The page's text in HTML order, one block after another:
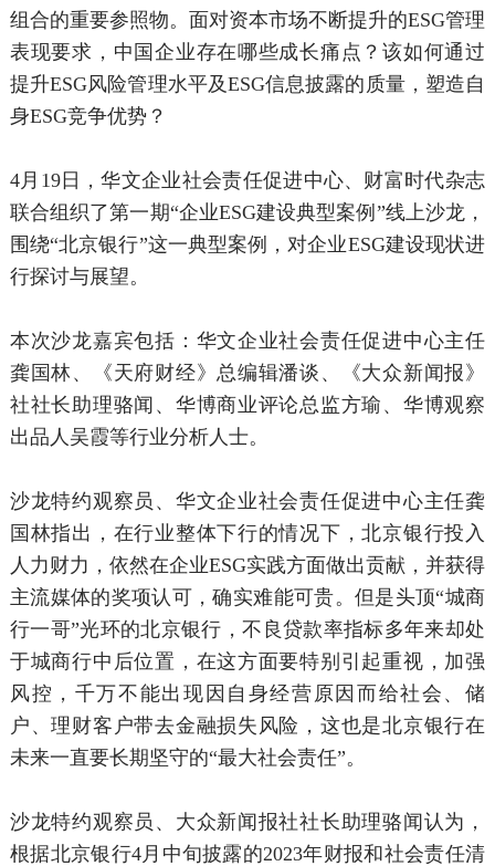
组合的重要参照物。面对资本市场不断提升的ESG管理
表现要求，中国企业存在哪些成长痛点？该如何通过
提升ESG风险管理水平及ESG信息披露的质量，塑造自
身ESG竞争优势？
4月19日，华文企业社会责任促进中心、财富时代杂志
联合组织了第一期“企业ESG建设典型案例”线上沙龙，
围绕“北京银行”这一典型案例，对企业ESG建设现状进
行探讨与展望。
本次沙龙嘉宾包括：华文企业社会责任促进中心主任
龚国林、《天府财经》总编辑潘谈、《大众新闻报》
社社长助理骆闻、华博商业评论总监方瑜、华博观察
出品人吴霞等行业分析人士。
沙龙特约观察员、华文企业社会责任促进中心主任龚
国林指出，在行业整体下行的情况下，北京银行投入
人力财力，依然在企业ESG实践方面做出贡献，并获得
主流媒体的奖项认可，确实难能可贵。但是头顶“城商
行一哥”光环的北京银行，不良贷款率指标多年来却处
于城商行中后位置，在这方面要特别引起重视，加强
风控，千万不能出现因自身经营原因而给社会、储
户、理财客户带去金融损失风险，这也是北京银行在
未来一直要长期坚守的“最大社会责任”。
沙龙特约观察员、大众新闻报社社长助理骆闻认为，
根据北京银行4月中旬披露的2023年财报和社会责任清